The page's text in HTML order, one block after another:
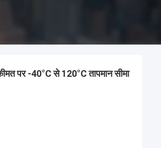
पर -40°C से 120°C तापमान सीमा